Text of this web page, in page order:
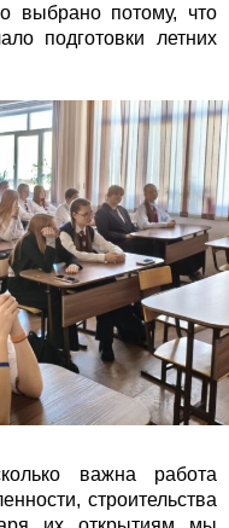
выбрано потому, что
подготовки летних
важна работа
строительства